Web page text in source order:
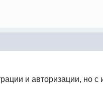
и авторизации, но с